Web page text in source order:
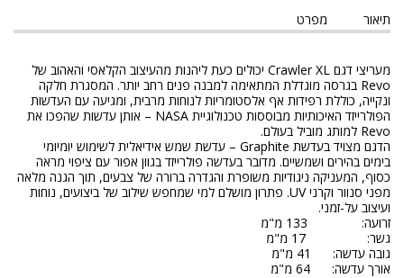
תיאור מפרט
מעריצי דגם Crawler XL יכולים כעת ליהנות מהעיצוב הקלאסי והאהוב של
Revo בגרסה מוגדלת המתאימה למבנה פנים רחב יותר. המסגרת חלקה
ונקייה, כוללת רפידות אף אלסטומריות לנוחות מרבית, ומגיעה עם העדשות
הפולרייזד האיכותיות מבוססות טכנולוגיית NASA – אותן עדשות שהפכו את
Revo למותג מוביל בעולם.
הדגם מצויד בעדשת Graphite – עדשת שמש אידיאלית לשימוש יומיומי
בימים בהירים ושמשיים. מדובר בעדשה פולרייזד בגוון אפור עם ציפוי מראה
כסוף, המעניקה ניגודיות משופרת והגדרה ברורה של צבעים, תוך הגנה מלאה
מפני סנוור וקרני UV. פתרון מושלם למי שמחפש שילוב של ביצועים, נוחות
ועיצוב על-זמני.
זרועה: 133 מ"מ
גשר: 17 מ"מ
גובה עדשה: 41 מ"מ
אורך עדשה: 64 מ"מ